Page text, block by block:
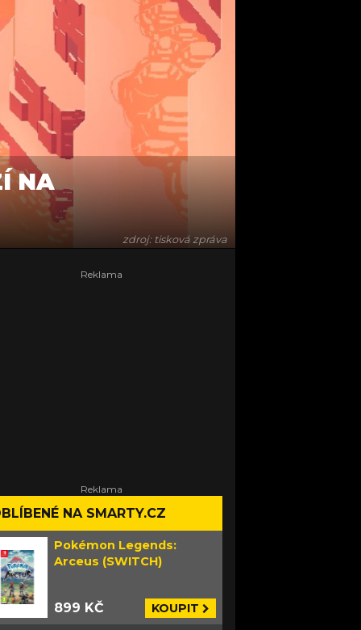
zdroj: tisková zpráva
NA
NA SMARTY.CZ
Pokémon Legends:
Arceus (SWITCH)
899 KČ KOUPIT